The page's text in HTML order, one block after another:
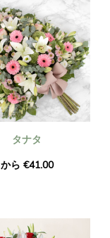
タナタ
から €41.00